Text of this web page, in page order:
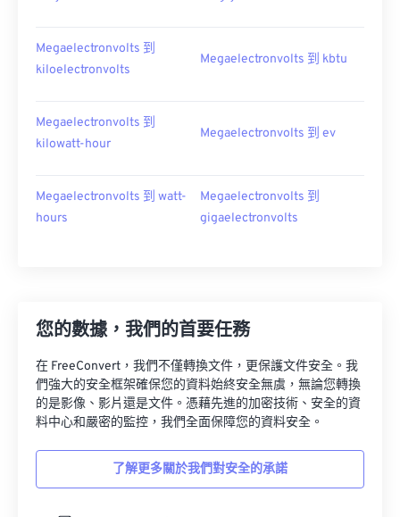
Megaelectronvolts 到
kiloelectronvolts
Megaelectronvolts 到 kbtu
Megaelectronvolts 到
kilowatt-hour
Megaelectronvolts 到 ev
Megaelectronvolts 到 watt-
hours
Megaelectronvolts 到
gigaelectronvolts
您的數據，我們的首要任務
在 FreeConvert，我們不僅轉換文件，更保護文件安全。我
們強大的安全框架確保您的資料始終安全無虞，無論您轉換
的是影像、影片還是文件。憑藉先進的加密技術、安全的資
料中心和嚴密的監控，我們全面保障您的資料安全。
了解更多關於我們對安全的承諾